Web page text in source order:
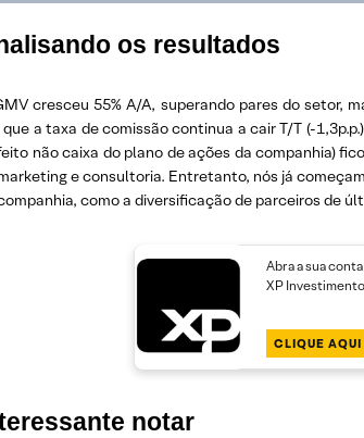
os resultados
cresceu 55% A/A, superando pares do setor,
que a taxa de comissão continua a cair T/T (-
não caixa do plano de ações da companhia)
e consultoria. Entretanto, nós já
como a diversificação de parceiros de
Abra a sua conta
XP
CLIQUE AQUI
notar